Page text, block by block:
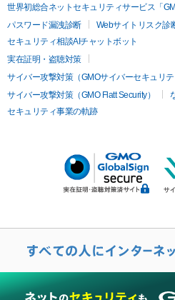
世界初総合ネットセキュリティサービス「
パスワード漏洩診断
Webサイトリスク診
セキュリティ相談AIチャットボット
実在証明・盗聴対策
サイバー攻撃対策（GMOサイバーセキュリテ
サイバー攻撃対策（GMO Flatt Security）
セキュリティ事業の軌跡